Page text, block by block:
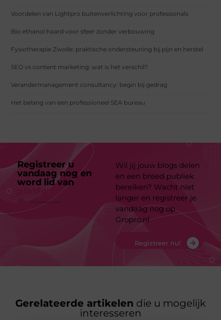
Voordelen van Lightpro buitenverlichting voor professionals
Bio ethanol haard voor sfeer zonder verbouwing
Fysiotherapie Zwolle: praktische ondersteuning bij pijn en herstel
SEO vs content marketing: wat is het verschil?
Verandermanagement consultancy: begin bij gedrag
Het belang van een professioneel SEA bureau
Registreer u
vandaag nog en
word lid van
platform
Wil jij jouw blogs delen
en een breed publiek
bereiken? Wacht niet
langer en registreer je
vandaag nog op
Gropro.nl
Registreer nu!
Gerelateerde artikelen die u mogelijk
interesseren